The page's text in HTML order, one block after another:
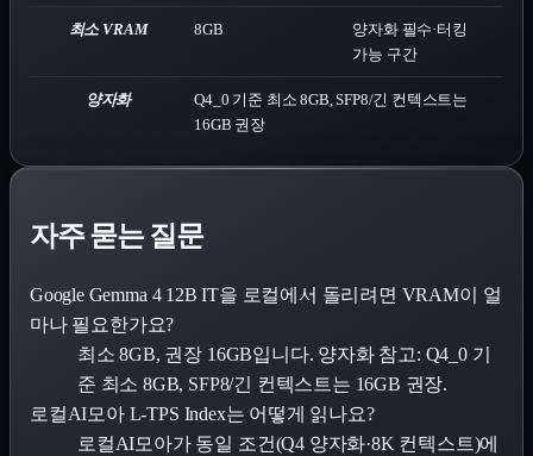
최소 VRAM 8GB
양자화 필수·터킹
가능 구간
양자화
Q4_0 기준 최소 8GB, SFP8/긴 컨텍스트는
16GB 권장
자주 묻는 질문
Google Gemma 4 12B IT을 로컬에서 돌리려면 VRAM이 얼
마나 필요한가요?
최소 8GB, 권장 16GB입니다. 양자화 참고: Q4_0 기
준 최소 8GB, SFP8/긴 컨텍스트는 16GB 권장.
로컬AI모아 L-TPS Index는 어떻게 읽나요?
로컬AI모아가 동일 조건(Q4 양자화·8K 컨텍스트)에